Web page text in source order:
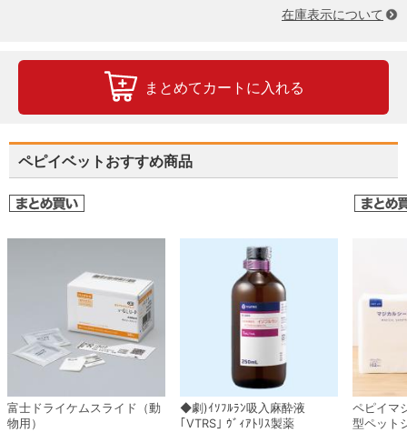
在庫表示について
まとめてカートに入れる
ペピイベットおすすめ商品
富士ドライケムスライド（動
物用）
◆劇)ｲｿﾌﾙﾗﾝ吸入麻酔液
｢VTRS｣ ｳﾞｨｱﾄﾘｽ製薬
ペピイマ
型ペット